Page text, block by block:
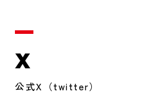
X
公式X（twitter）